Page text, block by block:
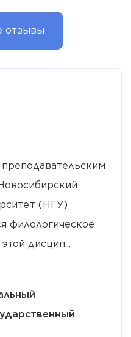
отзывы
(НГУ)
филологическое
дисцип...